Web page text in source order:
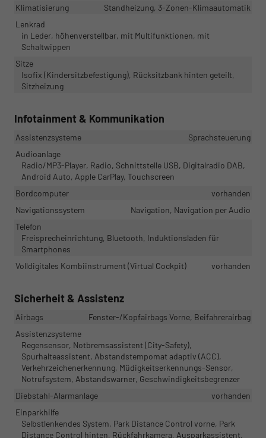
Klimatisierung
Standheizung, 3-Zonen-Klimaautomatik
Lenkrad
in Leder, höhenverstellbar, mit Multifunktionen, mit
Schaltwippen
Sitze
Isofix (Kindersitzbefestigung), Rücksitzbank hinten geteilt,
Sitzheizung
Infotainment & Kommunikation
Assistenzsysteme
Sprachsteuerung
Audioanlage
Radio/MP3-Player, Radio, Schnittstelle USB, Digitalradio DAB,
Android Auto, Apple CarPlay, Touchscreen
Bordcomputer
vorhanden
Navigationssystem
Navigation, Navigation per Audio
Telefon
Freisprecheinrichtung, Bluetooth, Induktionsladen für
Smartphones
Volldigitales Kombiinstrument (Virtual Cockpit)
vorhanden
Sicherheit & Assistenz
Airbags
Fenster-/Kopfairbags Vorne, Beifahrerairbag
Assistenzsysteme
Regensensor, Notbremsassistent (City-Safety),
Spurhalteassistent, Abstandstempomat adaptiv (ACC),
Verkehrzeichenerkennung, Müdigkeitserkennungs-Sensor,
Notrufsystem, Abstandswarner, Geschwindigkeitsbegrenzer
Diebstahl-Alarmanlage
vorhanden
Einparkhilfe
Selbstlenkendes System, Park Distance Control vorne, Park
Distance Control hinten, Rückfahrkamera, Ausparkassistent,